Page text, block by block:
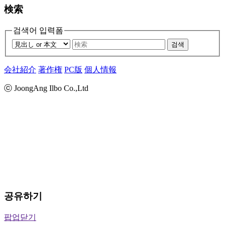
検索
검색어 입력폼
검색
会社紹介 著作権 PC版 個人情報
ⓒ JoongAng Ilbo Co.,Ltd
공유하기
팝업닫기